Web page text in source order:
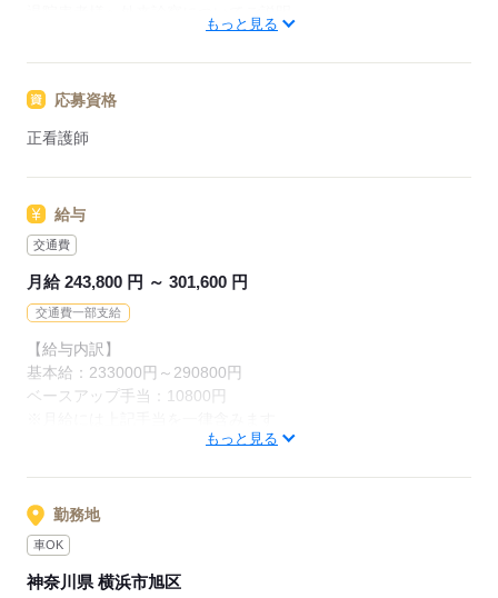
中央材料室の物品管理・発注・払い出し対応
外来周りの消毒
★おすすめポイント
期社会復帰の拠点として機能しています。
求められます。
精神科未経験でスタートする方も多く、わからないことやつま
職員食堂も完備♪
応募する
もっと見る
応募資格
正看護師
給与
交通費
月給 243,800 円 ～ 301,600 円
交通費一部支給
【給与内訳】
基本給：233000円～290800円
ベースアップ手当：10800円
もっと見る
勤務地
車OK
神奈川県 横浜市旭区